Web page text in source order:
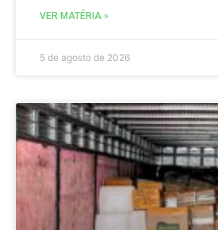
VER MATÉRIA »
5 de agosto de 2026